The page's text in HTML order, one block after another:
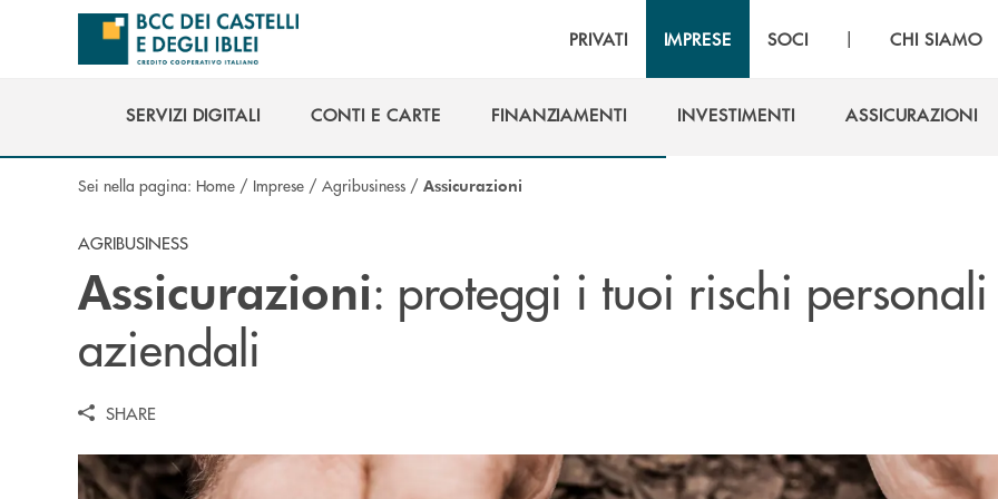
Salta al contenuto principale
PRIVATI IMPRESE SOCI | CHI SIAMO
SERVIZI DIGITALI
CONTI E CARTE
FINANZIAMENTI
INVESTIMENTI
ASSICURAZIONI
Sei nella pagina: Home / Imprese / Agribusiness / Assicurazioni
AGRIBUSINESS
Assicurazioni: proteggi i tuoi rischi
aziendali
SHARE